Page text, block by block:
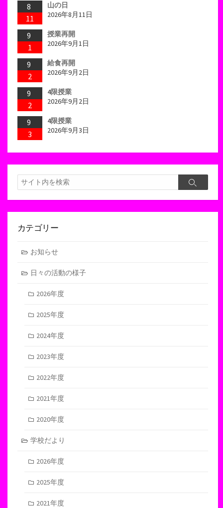
8
11
山の日
2026年8月11日
9
1
授業再開
2026年9月1日
9
2
給食再開
2026年9月2日
9
2
4限授業
2026年9月2日
9
3
4限授業
2026年9月3日
検
索
検
カテゴリー
お知らせ
日々の活動の様子
2026年度
2025年度
2024年度
2023年度
2022年度
2021年度
2020年度
学校だより
2026年度
2025年度
2021年度